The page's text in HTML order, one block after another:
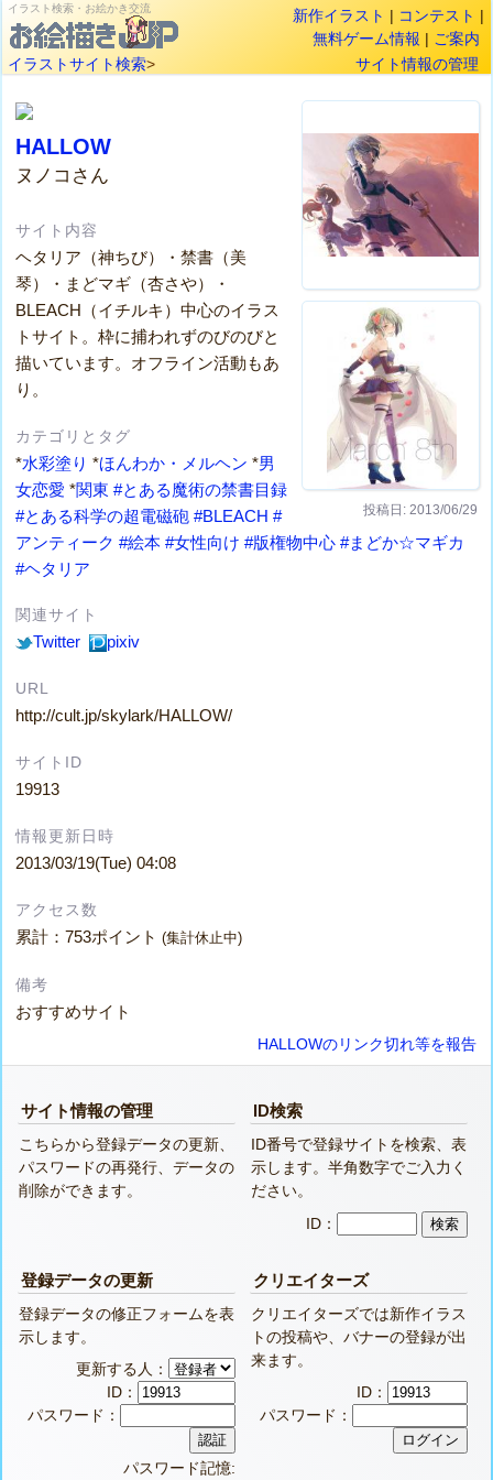
イラスト検索・お絵かき交流 新作イラスト | コンテスト |
無料ゲーム情報 | ご案内
イラストサイト検索> サイト情報の管理
投稿日: 2013/06/29
HALLOW
ヌノコさん
サイト内容
ヘタリア（神ちび）・禁書（美
琴）・まどマギ（杏さや）・
BLEACH（イチルキ）中心のイラス
トサイト。枠に捕われずのびのびと
描いています。オフライン活動もあ
り。
カテゴリとタグ
*水彩塗り *ほんわか・メルヘン *男
女恋愛 *関東 #とある魔術の禁書目録
#とある科学の超電磁砲 #BLEACH #
アンティーク #絵本 #女性向け #版権物中心 #まどか☆マギカ
#ヘタリア
関連サイト
Twitter pixiv
URL
http://cult.jp/skylark/HALLOW/
サイトID
19913
情報更新日時
2013/03/19(Tue) 04:08
アクセス数
累計：753ポイント(集計休止中)
備考
おすすめサイト
HALLOWのリンク切れ等を報告
サイト情報の管理
こちらから登録データの更新、
パスワードの再発行、データの
削除ができます。
ID検索
ID番号で登録サイトを検索、表
示します。半角数字でご入力く
ださい。
ID：
登録データの更新
登録データの修正フォームを表
示します。
更新する人：
ID：
パスワード：
パスワード記憶:
クリエイターズ
クリエイターズでは新作イラス
トの投稿や、バナーの登録が出
来ます。
ID：
パスワード：